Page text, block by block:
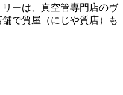
ーは、真空管専門店のヴ
で質屋（にじや質店）も